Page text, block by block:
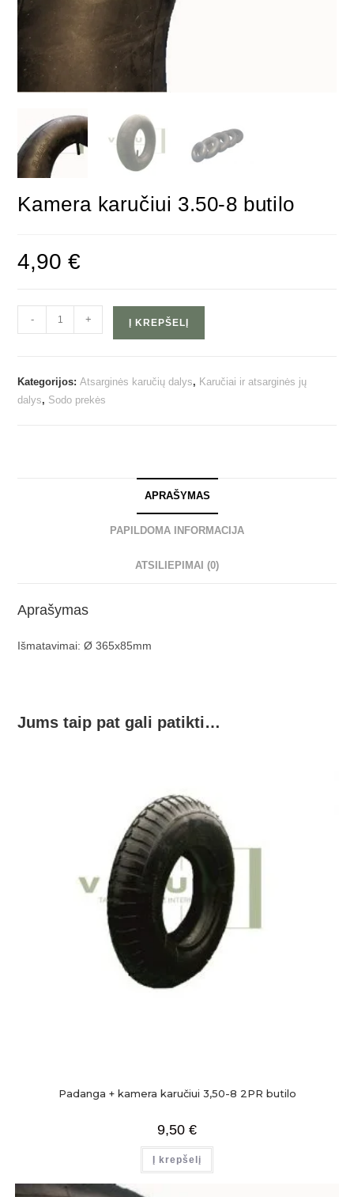
Kamera karučiui 3.50-8 butilo
4,90€
- + Į KREPŠELĮ
Kategorijos:Atsarginės karučių dalys, Karučiai ir atsarginės jų
dalys, Sodo prekės
APRAŠYMAS
PAPILDOMA INFORMACIJA
ATSILIEPIMAI (0)
Aprašymas
Išmatavimai: Ø 365x85mm
Jums taip pat gali patikti…
Padanga + kamera karučiui 3,50-8 2PR butilo
9,50 €
Į krepšelį